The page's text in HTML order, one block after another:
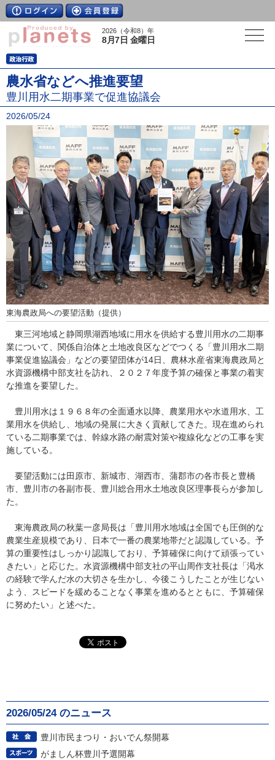
2026（令和8）年
8月7日 金曜日
農水省などへ推進要望
豊川用水二期事業で促進協議会
2026/05/24
東海農政局への要望活動（提供）
東三河地域と静岡県湖西地域に用水を供給する豊川用水の二期事
業について、関係自治体と土地改良区などでつくる「豊川用水二期
事業促進協議会」などの要望団体が14日、農林水産省東海農政局と
水資源機構中部支社を訪れ、２０２７年度予算の確保と事業の着実
な推進を要望した。
豊川用水は１９６８年の全面通水以降、農業用水や水道用水、工
業用水を供給し、地域の発展に大きく貢献してきた。現在進められ
ている二期事業では、幹線水路の耐震対策や複線化などの工事を実
施している。
要望活動には田原市、新城市、湖西市、蒲郡市の各市長と豊橋
市、豊川市の各副市長、豊川総合用水土地改良区理事長らが参加し
た。
東海農政局の秋葉一彦局長は「豊川用水地域は全国でも圧倒的な
農業生産規模であり、日本で一番の農業地帯だと認識している。予
算の重要性はしっかり認識しており、予算確保に向けて頑張ってい
きたい」と応じた。水資源機構中部支社の平山周作支社長は「渇水
の経験で学んだ水の大切さを生かし、今後こうしたことが生じない
よう、スピードを緩めることなく事業を進めるとともに、予算確保
に努めたい」と述べた。
2026/05/24 のニュース
豊川市民まつり・おいでん祭開幕
がましん杯豊川予選開幕